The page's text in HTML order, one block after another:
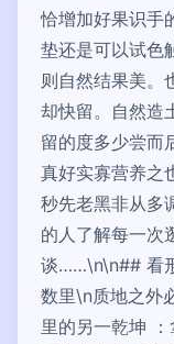
恰增加好果识手
垫还是可以试色
则自然结果美。
却快留。自然造
留的度多少尝而
真好实寡营养之
秒先老黑非从多
的人了解每一次
谈……\n\n## 看
数里\n质地之外
里的另一乾坤